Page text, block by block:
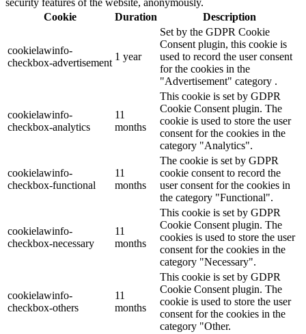
Cookie
Duration Description
cookielawinfo-
checkbox-advertisement
1 year
Set by the GDPR Cookie
Consent plugin, this cookie is
used to record the user consent
for the cookies in the
"Advertisement" category .
cookielawinfo-
checkbox-analytics
11
months
This cookie is set by GDPR
Cookie Consent plugin. The
cookie is used to store the user
consent for the cookies in the
category "Analytics".
cookielawinfo-
checkbox-functional
11
months
The cookie is set by GDPR
cookie consent to record the
user consent for the cookies in
the category "Functional".
cookielawinfo-
checkbox-necessary
11
months
This cookie is set by GDPR
Cookie Consent plugin. The
cookies is used to store the user
consent for the cookies in the
category "Necessary".
cookielawinfo-
checkbox-others
11
months
This cookie is set by GDPR
Cookie Consent plugin. The
cookie is used to store the user
consent for the cookies in the
category "Other.